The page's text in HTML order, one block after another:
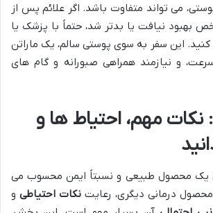
می تواند متفاوت باشد. اگر علائم پس از
نیافت یا بدتر شد، حتماً با پزشک یا
این سفر به سوی پوستی سالم، یک ماراتن
و نیازمند همراهی صبورانه و گام های
نکات مهم، احتیاط ها و
یک محصول طبیعی و نسبتاً ایمن محسوب می
درمانی دیگری، رعایت نکات احتیاطی و